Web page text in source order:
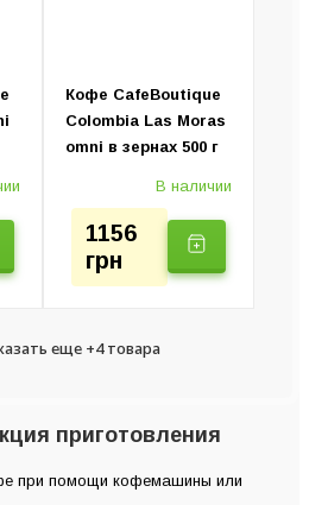
Кофе CafeBoutique
Colombia Las Moras
omni в зернах 500 г
В наличии
1156
грн
еще +4 товара
приготовления
при помощи кофемашины или